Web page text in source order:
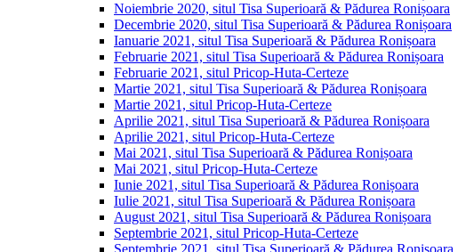
Noiembrie 2020, situl Tisa Superioară & Pădurea Ronișoara
Decembrie 2020, situl Tisa Superioară & Pădurea Ronișoara
Ianuarie 2021, situl Tisa Superioară & Pădurea Ronișoara
Februarie 2021, situl Tisa Superioară & Pădurea Ronișoara
Februarie 2021, situl Pricop-Huta-Certeze
Martie 2021, situl Tisa Superioară & Pădurea Ronișoara
Martie 2021, situl Pricop-Huta-Certeze
Aprilie 2021, situl Tisa Superioară & Pădurea Ronișoara
Aprilie 2021, situl Pricop-Huta-Certeze
Mai 2021, situl Tisa Superioară & Pădurea Ronișoara
Mai 2021, situl Pricop-Huta-Certeze
Iunie 2021, situl Tisa Superioară & Pădurea Ronișoara
Iulie 2021, situl Tisa Superioară & Pădurea Ronișoara
August 2021, situl Tisa Superioară & Pădurea Ronișoara
Septembrie 2021, situl Pricop-Huta-Certeze